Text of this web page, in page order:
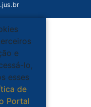
e
lo,
esses
de
Portal